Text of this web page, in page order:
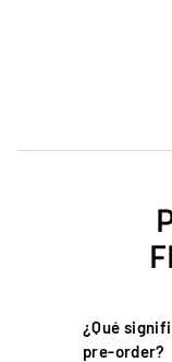
necesita ningún otro
MONITOR
Tres soportes
Integración
forman una
Perfiles de
¿Qué
pre-order?